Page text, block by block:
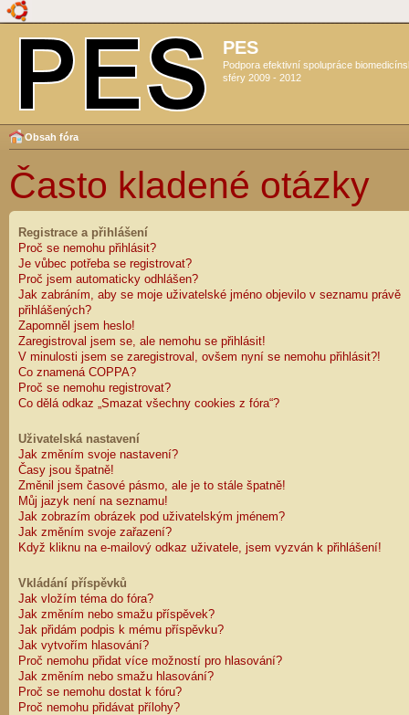
PES
Podpora efektivní spolupráce
sféry 2009 - 2012
Obsah fóra
Často kladené otázky
Registrace a přihlášení
Proč se nemohu přihlásit?
Je vůbec potřeba se registrovat?
Proč jsem automaticky odhlášen?
Jak zabráním, aby se moje uživatelské jméno objevilo v seznamu právě
přihlášených?
Zapomněl jsem heslo!
Zaregistroval jsem se, ale nemohu se přihlásit!
V minulosti jsem se zaregistroval, ovšem nyní se nemohu přihlásit?!
Co znamená COPPA?
Proč se nemohu registrovat?
Co dělá odkaz „Smazat všechny cookies z fóra“?
Uživatelská nastavení
Jak změním svoje nastavení?
Časy jsou špatně!
Změnil jsem časové pásmo, ale je to stále špatně!
Můj jazyk není na seznamu!
Jak zobrazím obrázek pod uživatelským jménem?
Jak změním svoje zařazení?
Když kliknu na e-mailový odkaz uživatele, jsem vyzván k přihlášení!
Vkládání příspěvků
Jak vložím téma do fóra?
Jak změním nebo smažu příspěvek?
Jak přidám podpis k mému příspěvku?
Jak vytvořím hlasování?
Proč nemohu přidat více možností pro hlasování?
Jak změním nebo smažu hlasování?
Proč se nemohu dostat k fóru?
Proč nemohu přidávat přílohy?